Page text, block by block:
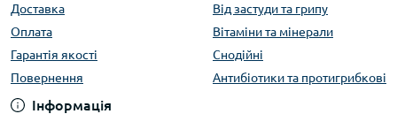
Доставка
Оплата
Гарантія якості
Повернення
Від застуди та грипу
Вітаміни та мінерали
Снодійні
Антибіотики та протигрибкові
Інформація